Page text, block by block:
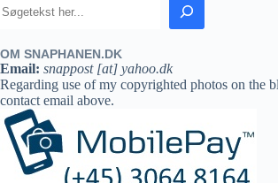
OM SNAPHANEN.DK
Email: snappost [at] yahoo.dk
Regarding use of my copyrighted photos on the
contact email above.